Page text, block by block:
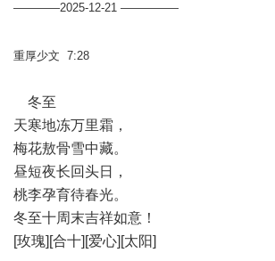
————2025-12-21 —————
重厚少文 7:28
冬至
天寒地冻万里霜，
梅花敖骨雪中藏。
昼短夜长回头日，
桃李孕育待春光。
冬至十周末吉祥如意！
[玫瑰][合十][爱心][太阳]